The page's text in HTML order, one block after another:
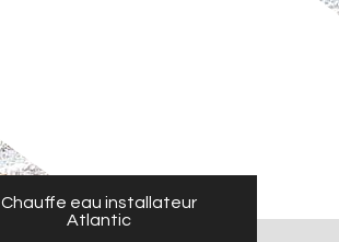
Chauffe eau installateur
Atlantic